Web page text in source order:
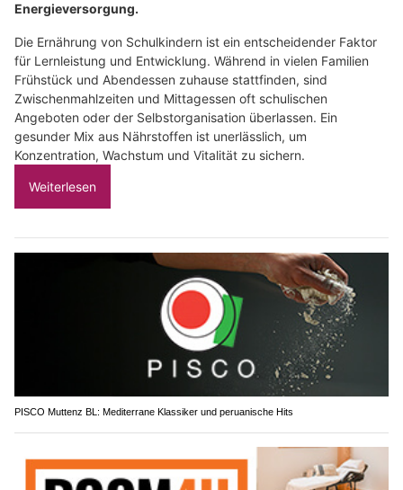
Energieversorgung.
Die Ernährung von Schulkindern ist ein entscheidender Faktor
für Lernleistung und Entwicklung. Während in vielen Familien
Frühstück und Abendessen zuhause stattfinden, sind
Zwischenmahlzeiten und Mittagessen oft schulischen
Angeboten oder der Selbstorganisation überlassen. Ein
gesunder Mix aus Nährstoffen ist unerlässlich, um
Konzentration, Wachstum und Vitalität zu sichern.
Weiterlesen
PISCO Muttenz BL: Mediterrane Klassiker und peruanische Hits